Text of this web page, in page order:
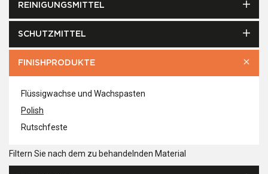
REINIGUNGSMITTEL
SCHUTZMITTEL
FINISHPRODUKTE
Flüssigwachse und Wachspasten
Polish
Rutschfeste
Filtern Sie nach dem zu behandelnden Material